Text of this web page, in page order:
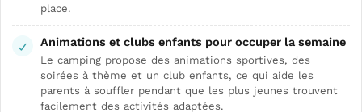
place.
Animations et clubs enfants pour occuper la semaine
Le camping propose des animations sportives, des
soirées à thème et un club enfants, ce qui aide les
parents à souffler pendant que les plus jeunes trouvent
facilement des activités adaptées.